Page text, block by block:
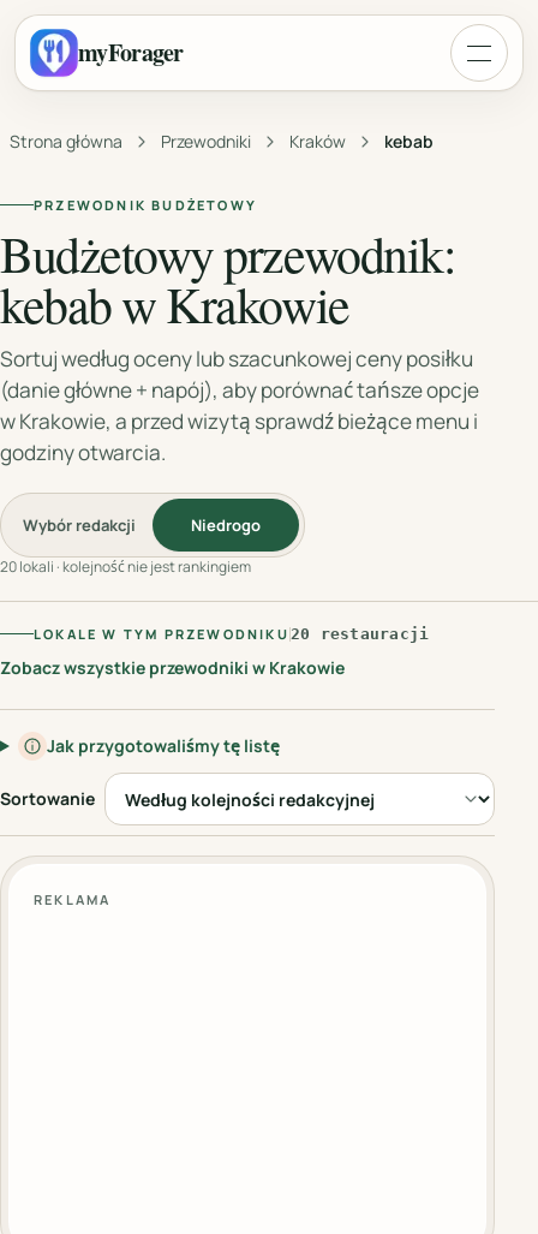
myForager
Strona główna Przewodniki Kraków kebab
PRZEWODNIK BUDŻETOWY
Budżetowy przewodnik:
kebab w Krakowie
Sortuj według oceny lub szacunkowej ceny posiłku
(danie główne + napój), aby porównać tańsze opcje
w Krakowie, a przed wizytą sprawdź bieżące menu i
godziny otwarcia.
Wybór redakcji Niedrogo
20 lokali · kolejność nie jest rankingiem
LOKALE W TYM PRZEWODNIKU 20 restauracji
Zobacz wszystkie przewodniki w Krakowie
Jak przygotowaliśmy tę listę
Sortowanie
REKLAMA